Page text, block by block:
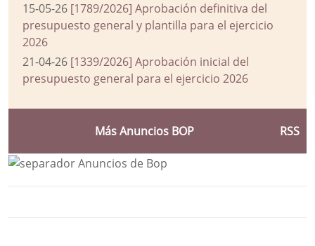
15-05-26 [1789/2026] Aprobación definitiva del
presupuesto general y plantilla para el ejercicio
2026
21-04-26 [1339/2026] Aprobación inicial del
presupuesto general para el ejercicio 2026
Más Anuncios BOP RSS